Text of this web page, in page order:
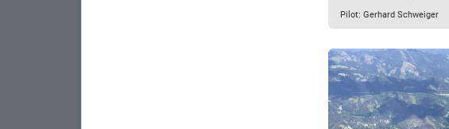
Pilot: Gerhard Schweiger